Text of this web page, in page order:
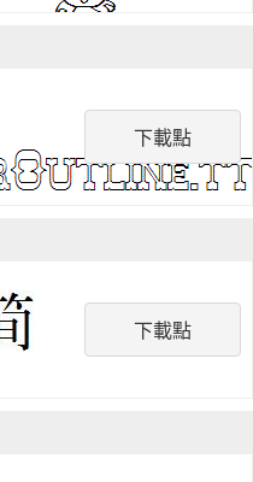
下載點
下載點